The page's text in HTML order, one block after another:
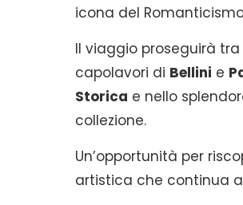
icona del
Il viaggio proseguirà
capolavori di Bellini e
Storica e nello
collezione.
Un’opportunità per
artistica che continua